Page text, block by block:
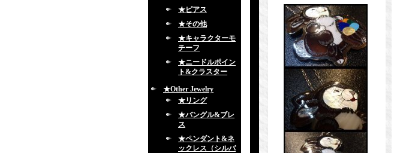
★ピアス
★その他
★キャラクターモ
チーフ
★ニードルポイン
ト&クラスター
★Other Jewelry
★リング
★バングル&ブレ
ス
★ペンダント&ネ
ックレス（シルバ